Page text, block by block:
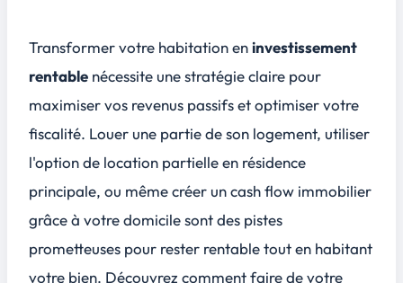
Transformer votre habitation eninvestissement
rentable nécessite une stratégie claire pour
maximiser vos revenus passifs et optimiser votre
fiscalité. Louer une partie de son logement, utiliser
l'option de location partielle en résidence
principale, ou même créer un cash flow immobilier
grâce à votre domicile sont des pistes
prometteuses pour rester rentable tout en habitant
votre bien. Découvrez comment faire de votre